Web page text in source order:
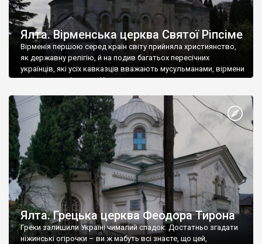
Ялта. Вірменська церква Святої Ріпсіме
Вірменія першою серед країн світу прийняла християнство,
як державну релігію, й на подив багатьох пересічних
українців, які усіх кавказців вважають мусульманами, вірмени
є відданими вірянами Христа
Ялта. Грецька церква Феодора Тирона
Греки залишили Україні чималий спадок. Достатньо згадати
ніжинські огірочки – ви ж мабуть всі знаєте, що цей,